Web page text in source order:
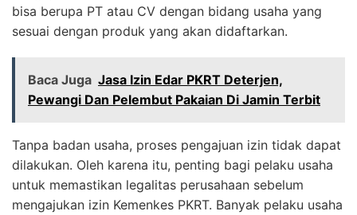
bisa berupa PT atau CV dengan bidang usaha yang
sesuai dengan produk yang akan didaftarkan.
Baca Juga Jasa Izin Edar PKRT Deterjen,
Pewangi Dan Pelembut Pakaian Di Jamin Terbit
Tanpa badan usaha, proses pengajuan izin tidak dapat
dilakukan. Oleh karena itu, penting bagi pelaku usaha
untuk memastikan legalitas perusahaan sebelum
mengajukan izin Kemenkes PKRT. Banyak pelaku usaha